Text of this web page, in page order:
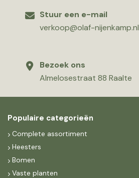
Stuur een e-mail
verkoop@olaf-nijenkamp.nl
Bezoek ons
Almelosestraat 88 Raalte
Populaire categorieën
Complete assortiment
Heesters
Bomen
Vaste planten